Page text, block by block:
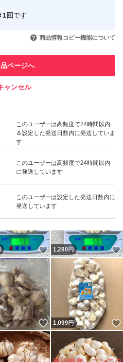
引を完了させた実績があります
での取引実績があります
このユーザーは高頻度で24時間以内
＆設定した発送日数内に発送していま
す
このユーザーは高頻度で24時間以内
に発送しています
このユーザーは設定した発送日数内に
発送しています
1回です
商品情報コピー機能について
ページへ
ャンセル
いいね！
1,300
いいね！
1,280円
いいね！
1,099円